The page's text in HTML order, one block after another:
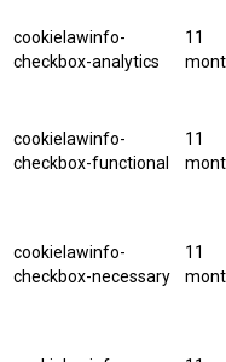
cookielawinfo-
checkbox-analytics
11
cookielawinfo-
checkbox-functional
11
cookielawinfo-
checkbox-necessary
11